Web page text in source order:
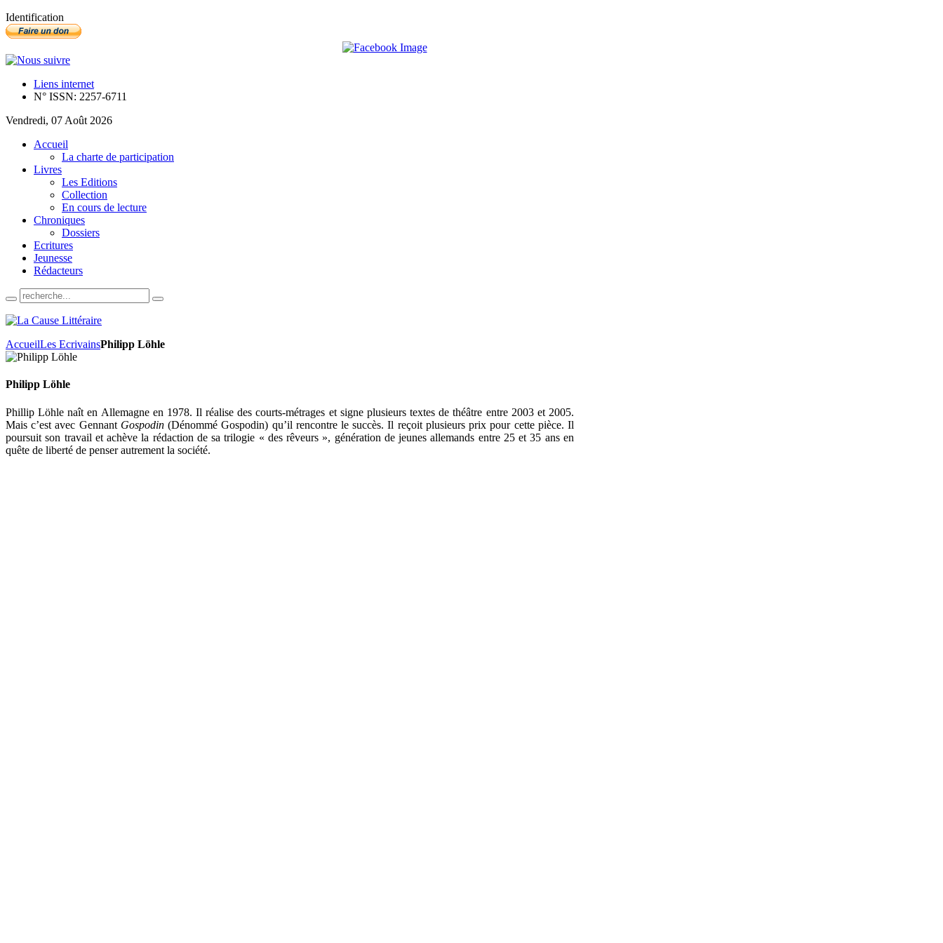
Identification
Liens internet
N° ISSN: 2257-6711
Vendredi, 07 Août 2026
Accueil
La charte de participation
Livres
Les Editions
Collection
En cours de lecture
Chroniques
Dossiers
Ecritures
Jeunesse
Rédacteurs
AccueilLes EcrivainsPhilipp Löhle
Philipp Löhle
Phillip Löhle naît en Allemagne en 1978. Il réalise des courts-métrages et signe plusieurs textes de théâtre entre 2003 et 2005.
Mais c’est avec Gennant Gospodin(Dénommé Gospodin) qu’il rencontre le succès. Il reçoit plusieurs prix pour cette pièce. Il
poursuit son travail et achève la rédaction de sa trilogie « des rêveurs », génération de jeunes allemands entre 25 et 35 ans en
quête de liberté de penser autrement la société.